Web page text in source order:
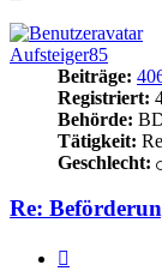
Aufsteiger85
Beiträge:
Registriert:
Behörde:
Tätigkeit:
Geschlecht:
Re: